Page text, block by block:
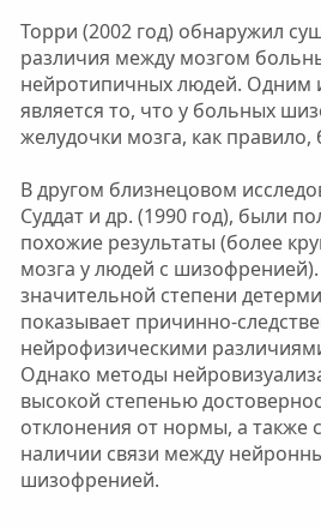
Торри (2002 год) обнаружил
различия между мозгом
нейротипичных людей. Одним
является то, что у больных
желудочки мозга, как
В другом близнецовом
Суддат и др. (1990 год), были
похожие результаты (более
мозга у людей с
значительной степени
показывает причинно-
нейрофизическими
Однако методы
высокой степенью
отклонения от нормы, а также
наличии связи между
шизофренией.